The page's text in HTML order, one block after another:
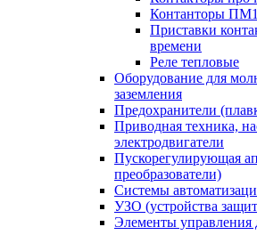
Контанторы
Приставки
времени
Реле тепловые
Оборудование для
заземления
Предохранители
Приводная техника,
электродвигатели
Пускорегулирующая
преобразователи)
Системы
УЗО (устройства
Элементы управления